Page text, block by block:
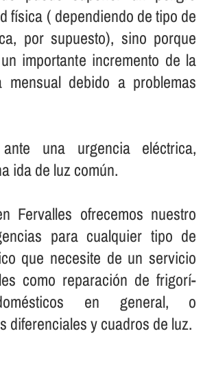
fí­sica ( dependiendo de tipo de
por supuesto), sino porque
importante incremento de la
mensual debido a problemas
ante una urgencia eléctrica,
ida de luz común.
Fervalles ofrecemos nuestro
para cualquier tipo de
que necesite de un servicio
como reparación de frigorí­
en general, o
diferenciales y cuadros de luz.